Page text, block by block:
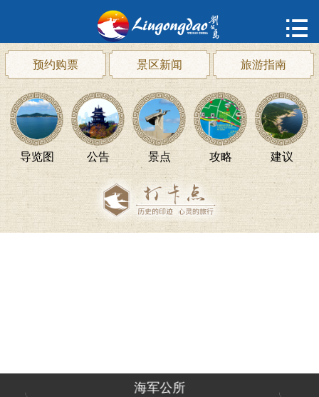
概况
动态

预约购票 景区新闻 旅游指南
导览图 公告 景点 攻略 建议
海军公所